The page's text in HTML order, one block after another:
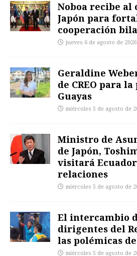
Noboa recibe al
Japón para
cooperación
jueves 6 de agosto de 2026
Geraldine
de CREO para
Guayas
miércoles 5 de agosto de
Ministro de
de Japón,
visitará
relaciones
miércoles 5 de agosto de
El intercambio
dirigentes del
las polémicas
miércoles 5 de agosto de